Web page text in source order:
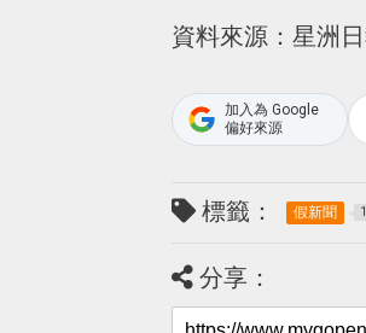
資料來源：星洲
加入為 Google
偏好來源
標籤： 假新聞
分享：